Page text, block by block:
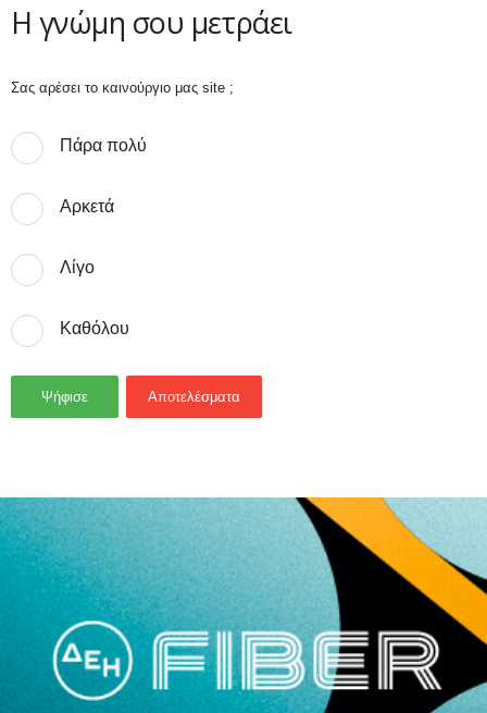
Η γνώμη σου μετράει
Σας αρέσει το καινούργιο μας site ;
Πάρα πολύ
Αρκετά
Λίγο
Καθόλου
Ψήφισε Αποτελέσματα
- Advertisement -